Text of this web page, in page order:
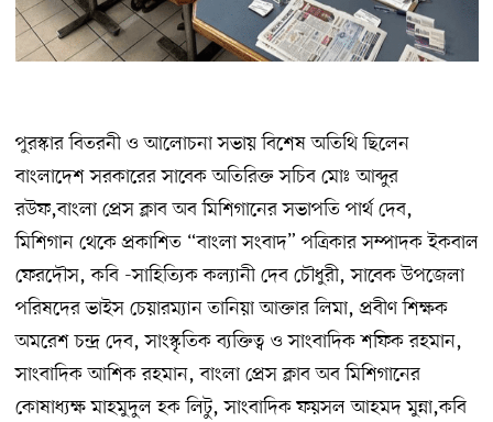
পুরস্কার বিতরনী ও আলোচনা সভায় বিশেষ অতিথি ছিলেন
বাংলাদেশ সরকারের সাবেক অতিরিক্ত সচিব মোঃ আব্দুর
রউফ,বাংলা প্রেস ক্লাব অব মিশিগানের সভাপতি পার্থ দেব,
মিশিগান থেকে প্রকাশিত “বাংলা সংবাদ” পত্রিকার সম্পাদক ইকবাল
ফেরদৌস, কবি -সাহিত্যিক কল্যানী দেব চৌধুরী, সাবেক উপজেলা
পরিষদের ভাইস চেয়ারম্যান তানিয়া আক্তার লিমা, প্রবীণ শিক্ষক
অমরেশ চন্দ্র দেব, সাংস্কৃতিক ব্যক্তিত্ব ও সাংবাদিক শফিক রহমান,
সাংবাদিক আশিক রহমান, বাংলা প্রেস ক্লাব অব মিশিগানের
কোষাধ্যক্ষ মাহমুদুল হক লিটু, সাংবাদিক ফয়সল আহমদ মুন্না,কবি